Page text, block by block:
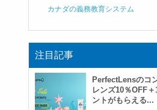
カナダの義務教育システム
注目記事
PerfectLensのコ
レンズ10％OFF＋
ントがもらえる...